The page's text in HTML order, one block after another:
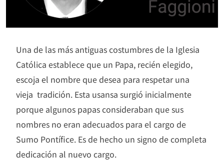
Una de las más antiguas costumbres de la Iglesia
Católica establece que un Papa, recién elegido,
escoja el nombre que desea para respetar una
vieja tradición. Esta usansa surgió inicialmente
porque algunos papas consideraban que sus
nombres no eran adecuados para el cargo de
Sumo Pontífice. Es de hecho un signo de completa
dedicación al nuevo cargo.